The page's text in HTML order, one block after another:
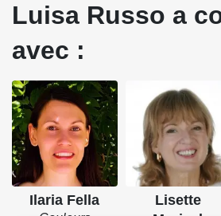
Luisa Russo a
avec :
Ilaria Fella
Lisette